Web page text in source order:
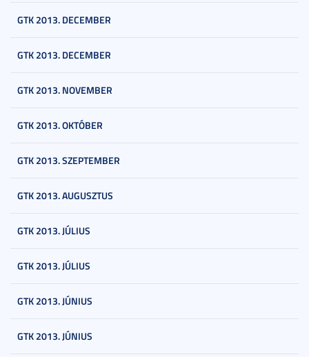
GTK 2013. DECEMBER
GTK 2013. DECEMBER
GTK 2013. NOVEMBER
GTK 2013. OKTÓBER
GTK 2013. SZEPTEMBER
GTK 2013. AUGUSZTUS
GTK 2013. JÚLIUS
GTK 2013. JÚLIUS
GTK 2013. JÚNIUS
GTK 2013. JÚNIUS